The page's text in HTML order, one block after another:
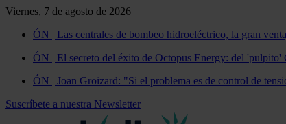
Viernes, 7 de agosto de 2026
ÓN | Las centrales de bombeo hidroeléctrico, la gran
ÓN | El secreto del éxito de Octopus Energy: del 'pulpito'
ÓN | Joan Groizard: "Si el problema es de control de
Suscríbete a nuestra Newsletter